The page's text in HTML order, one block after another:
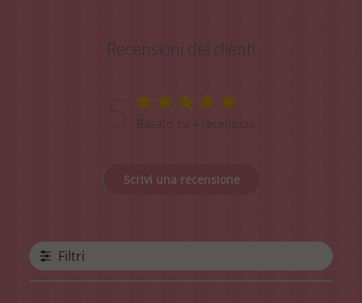
Recensioni dei clienti
Basato su 4 recensioni
Scrivi una recensione
Filtri